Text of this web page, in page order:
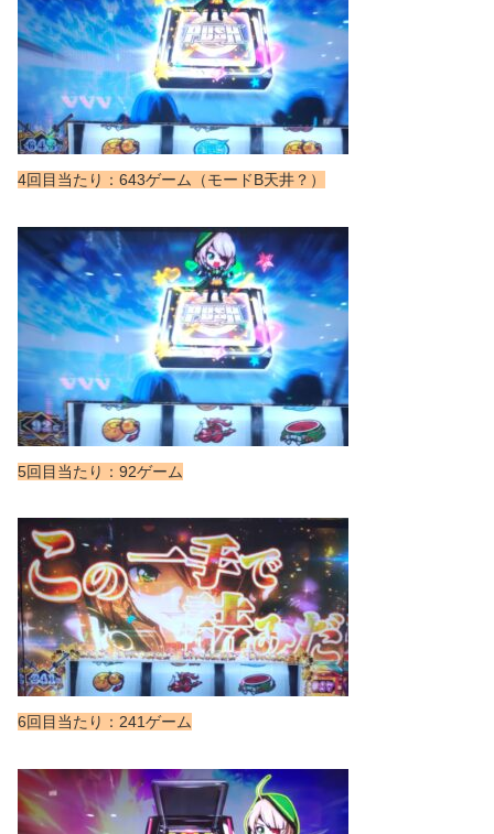
4回目当たり：643ゲーム（モードB天井？）
5回目当たり：92ゲーム
6回目当たり：241ゲーム